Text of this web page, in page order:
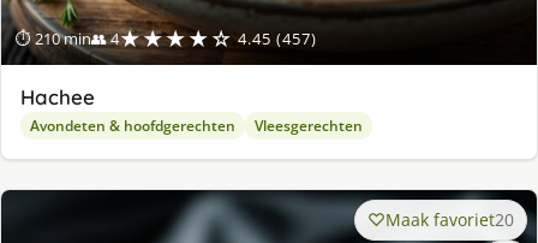
⏱ 210 min👥 4★★★★☆ 4.45 (457)
Hachee
Avondeten & hoofdgerechten Vleesgerechten
Maak favoriet20